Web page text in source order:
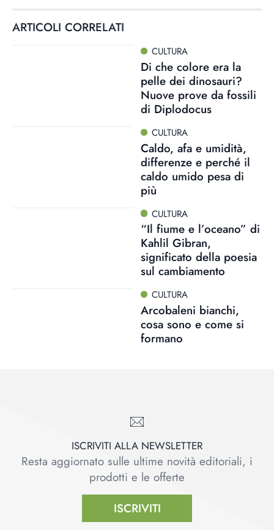
ARTICOLI CORRELATI
CULTURA
Di che colore era la
pelle dei dinosauri?
Nuove prove da fossili
di Diplodocus
CULTURA
Caldo, afa e umidità,
differenze e perché il
caldo umido pesa di
più
CULTURA
“Il fiume e l’oceano” di
Kahlil Gibran,
significato della poesia
sul cambiamento
CULTURA
Arcobaleni bianchi,
cosa sono e come si
formano
ISCRIVITI ALLA NEWSLETTER
Resta aggiornato sulle ultime novità editoriali, i
prodotti e le offerte
ISCRIVITI